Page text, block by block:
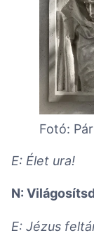
Fotó:
E: Élet ura!
N:
E: Jézus